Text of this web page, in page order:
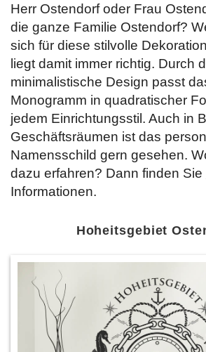
Herr Ostendorf oder Frau
die ganze Familie Ostendorf?
sich für diese stilvolle
liegt damit immer richtig. Durch
minimalistische Design passt
Monogramm in quadratischer
jedem Einrichtungsstil. Auch in
Geschäftsräumen ist das
Namensschild gern gesehen.
dazu erfahren? Dann finden Sie
Informationen.
Hoheitsgebiet